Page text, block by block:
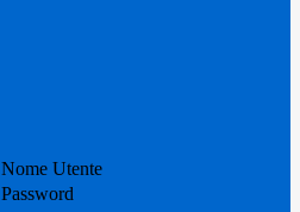
Nome Utente
Password